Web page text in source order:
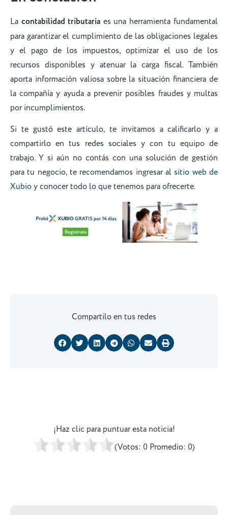
La contabilidad tributariaes una herramienta fundamental
para garantizar el cumplimiento de las obligaciones legales
y el pago de los impuestos, optimizar el uso de los
recursos disponibles y atenuar la carga fiscal. También
aporta información valiosa sobre la situación financiera de
la compañía y ayuda a prevenir posibles fraudes y multas
por incumplimientos.
Si te gustó este artículo, te invitamos a calificarlo y a
compartirlo en tus redes sociales y con tu equipo de
trabajo. Y si aún no contás con una solución de gestión
para tu negocio, te recomendamos ingresar al sitio web de
Xubioy conocer todo lo que tenemos para ofrecerte.
Compartilo en tus redes
¡Haz clic para puntuar esta noticia!
(Votos: 0 Promedio: 0)